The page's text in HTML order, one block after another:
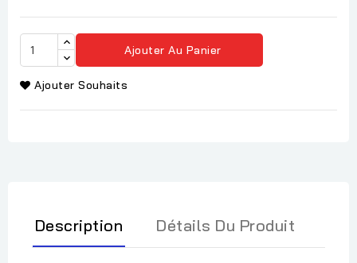
Ajouter Au Panier
Ajouter Souhaits
Description Détails Du Produit